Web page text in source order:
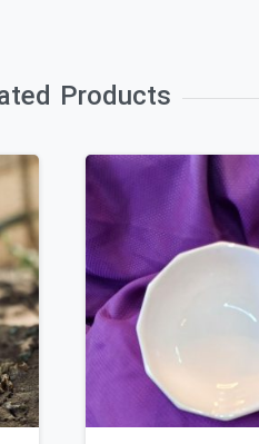
Products